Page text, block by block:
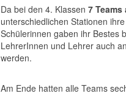
Da bei den 4. Klassen 7 Teams
unterschiedlichen Stationen
Schülerinnen gaben ihr Bestes
LehrerInnen und Lehrer auch
werden.
Am Ende hatten alle Teams